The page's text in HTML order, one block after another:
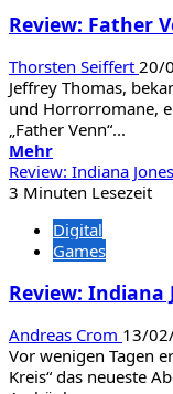
Review: Father
Thorsten Seiffert 20/
Jeffrey Thomas,
und Horrorromane,
„Father Venn“...
MehrMehr
Informationen
über
Father
Venn
Jeffrey
Review: Indiana
3 Minuten Lesezeit
Digital
Games
Review: Indiana
Andreas Crom 13/
Vor wenigen Tagen
Kreis“ das neueste